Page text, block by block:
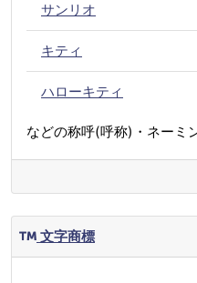
サンリオ
キティ
ハローキティ
などの称呼(呼称)・ネーミ
文字商標